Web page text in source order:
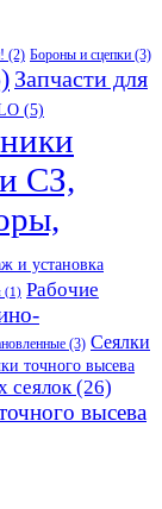
(2) Бороны и сцепки (3)
Запчасти для
(5)
СЗ,
и установка
(1) Рабочие
(3) Сеялки
точного высева
сеялок (26)
высева